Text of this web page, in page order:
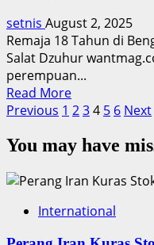
Pos
Strategis
di
TNI
AU
setnis August 2, 2025
Remaja 18 Tahun di
Salat Dzuhur
perempuan...
Read MoreRead
more
ABG
Bunuh
Kandung
Posts
pagination
Previous 1 234 5 6 Next
You may have
International